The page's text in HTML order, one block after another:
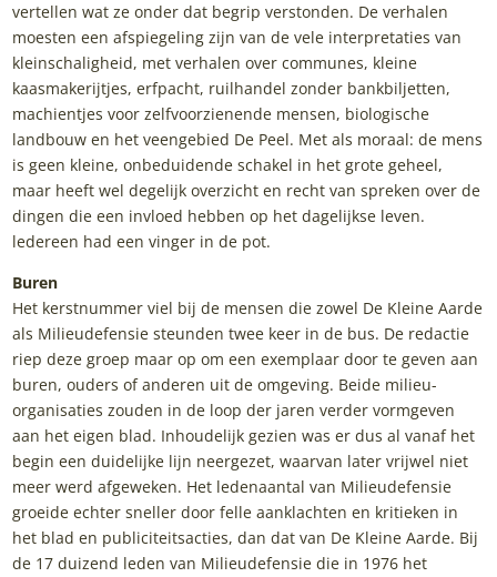
vertellen wat ze onder dat begrip verstonden. De verhalen
moesten een afspiegeling zijn van de vele interpretaties van
kleinschaligheid, met verhalen over communes, kleine
kaasmakerijtjes, erfpacht, ruilhandel zonder bankbiljetten,
machientjes voor zelfvoorzienende mensen, biologische
landbouw en het veengebied De Peel. Met als moraal: de mens
is geen kleine, onbeduidende schakel in het grote geheel,
maar heeft wel degelijk overzicht en recht van spreken over de
dingen die een invloed hebben op het dagelijkse leven.
ledereen had een vinger in de pot.
Buren
Het kerstnummer viel bij de mensen die zowel De Kleine Aarde
als Milieudefensie steunden twee keer in de bus. De redactie
riep deze groep maar op om een exemplaar door te geven aan
buren, ouders of anderen uit de omgeving. Beide milieu-
organisaties zouden in de loop der jaren verder vormgeven
aan het eigen blad. Inhoudelijk gezien was er dus al vanaf het
begin een duidelijke lijn neergezet, waarvan later vrijwel niet
meer werd afgeweken. Het ledenaantal van Milieudefensie
groeide echter sneller door felle aanklachten en kritieken in
het blad en publiciteitsacties, dan dat van De Kleine Aarde. Bij
de 17 duizend leden van Milieudefensie die in 1976 het